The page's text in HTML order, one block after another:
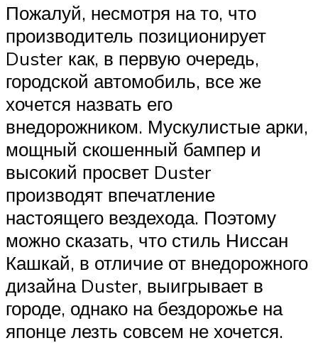
Пожалуй, несмотря на то, что
производитель позиционирует
Duster как, в первую очередь,
городской автомобиль, все же
хочется назвать его
внедорожником. Мускулистые арки,
мощный скошенный бампер и
высокий просвет Duster
производят впечатление
настоящего вездехода. Поэтому
можно сказать, что стиль Ниссан
Кашкай, в отличие от внедорожного
дизайна Duster, выигрывает в
городе, однако на бездорожье на
японце лезть совсем не хочется.